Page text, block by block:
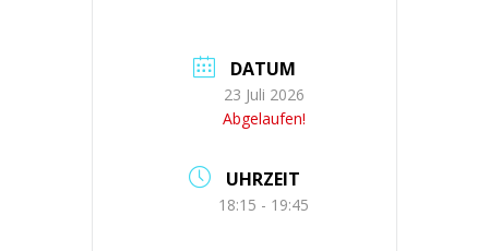
DATUM
23 Juli 2026
Abgelaufen!
UHRZEIT
18:15 - 19:45